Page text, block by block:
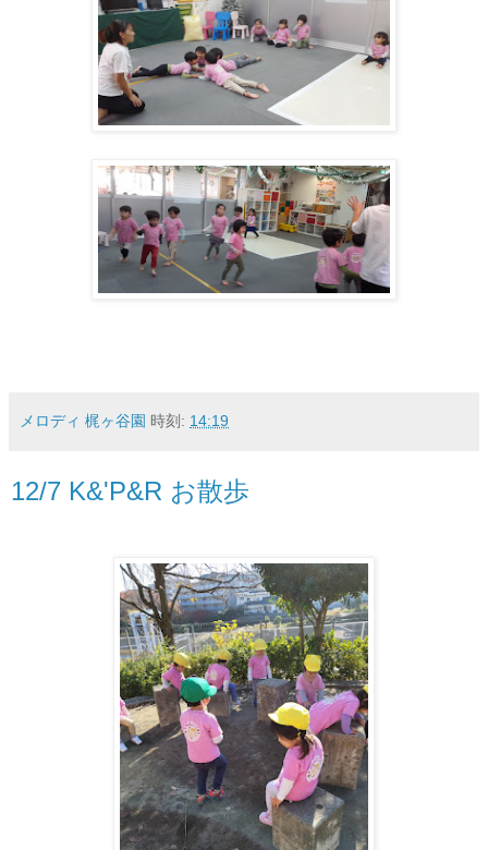
メロディ 梶ヶ谷園 時刻: 14:19
12/7 K&'P&R お散歩